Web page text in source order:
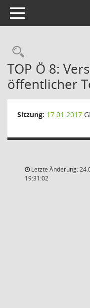
Toggle navigation
TOP Ö 8:
öffentlicher
Sitzung: 17.01.2017
Letzte Änderung:
19:31:02